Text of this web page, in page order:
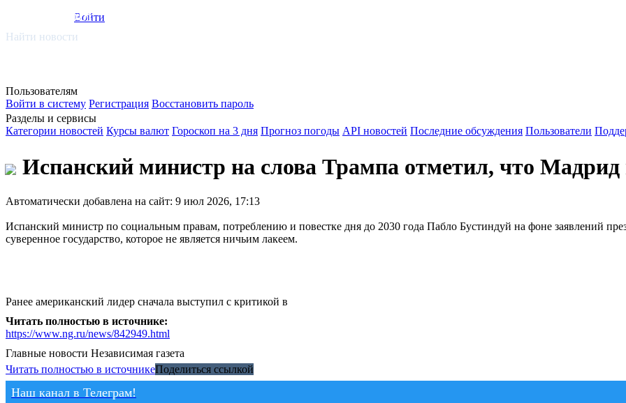
smi.mobi
Войти
Найти новости
Пользователям
Войти в систему Регистрация Восстановить пароль
Разделы и сервисы
Категории новостей Курсы валют Гороскоп на 3 дня Прогноз погоды API новостей Последние обсуждения Пользователи
Испанский министр на слова Трампа отметил, что Мадрид
Автоматически добавлена на сайт: 9 июл 2026, 17:13
Испанский министр по социальным правам, потреблению и повестке дня до 2030 года Пабло Бустиндуй на фоне заявлений
суверенное государство, которое не является ничьим лакеем.
Ранее американский лидер сначала выступил с критикой в
Читать полностью в источнике:
https://www.ng.ru/news/842949.html
Главные новости Независимая газета
Читать полностью в источникеПоделиться ссылкой
Наш канал в Телеграм!